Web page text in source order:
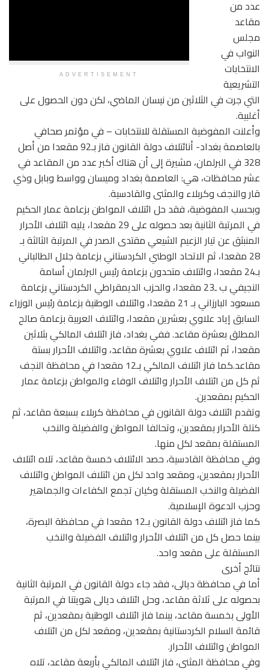
ADVERTISEMENT
عدد من
مقاعد
مجلس
النواب في
الانتخابات
التشريعية
التي جرت في الثلاثين من نيسان الماضي، لكن دون الحصول على
أغلبية.
وأعلنت المفوضية المستقلة للانتخابات – في مؤتمر صحافي
بالعاصمة بغداد- أنائتلاف دولة القانون فاز بـ92 مقعدا من أصل
328 في البرلمان، مشيرة إلى أن هناك أكبر عدد من المقاعد في
عشر محافظات، هي: العاصمة بغداد وميسان وواسط وبابل وذي
قار والنجف وكربلاء والمثنى والقادسية.
وبحسب المفوضية، فقد حل ائتلاف المواطن بزعامة عمار الحكيم
في المرتبة الثانية بعد حصوله على 29 مقعدا، يليه ائتلاف الأحرار
المنبثق عن تيار الزعيم الشيعي مقتدى الصدر في المرتبة الثالثة بـ
28 مقعدا، ثم الاتحاد الوطني الكردستاني بزعامة جلال الطالباني
بـ24 مقعدا، وائتلاف متحدون بزعامة رئيس البرلمان أسامة
النجيفي ب ـ23 مقعدا، والحزب الديمقراطي الكردستاني بزعامة
مسعود البارزاني بـ 21 مقعدا، وائتلاف الوطنية بزعامة رئيس الوزراء
السابق إياد علاوي بعشرين مقعدا، وائتلاف العربية بزعامة صالح
المطلق بعشرة مقاعد. ففي بغداد، فاز ائتلاف المالكي بثلاثين
مقعدا، ثم ائتلاف علاوي بعشرة مقاعد، وائتلاف الأحرار بستة
مقاعد.كما فاز ائتلاف المالكي بـ12 مقعدا في محافظة النجف
ثم كل من ائتلاف الأحرار وائتلاف الوفاء والمواطن بزعامة عمار
الحكيم بمقعدين.
وتقدم ائتلاف دولة القانون في محافظة كربلاء بسبعة مقاعد، ثم
كتلة الأحرار بمقعدين، وتحالفا المواطن والفضيلة والنخب
المستقلة بمقعد لكل منها.
وفي محافظة القادسية، حصد الائتلاف خمسة مقاعد، تلاه ائتلاف
الأحرار بمقعدين، ومقعد واحد لكل من ائتلاف المواطن وائتلاف
الفضيلة والنخب المستقلة وكيان تجمع الكفاءات والجماهير
وحزب الدعوة الإسلامية.
كما فاز ائتلاف دولة القانون بـ12 مقعدا في محافظة البصرة،
بينما حصل كل من ائتلاف الأحرار وائتلاف الفضيلة والنخب
المستقلة على مقعد واحد.
نتائج أخرى
أما في محافظة ديالى، فقد جاء دولة القانون في المرتبة الثانية
بحصوله على ثلاثة مقاعد، وحل ائتلاف ديالى هويتنا في المرتبة
الأولى بخمسة مقاعد، بينما فاز ائتلاف الوطنية بمقعدين، ثم
قائمة السلام الكردستانية بمقعدين، ومقعد لكل من ائتلاف
المواطن وائتلاف الأحرار.
وفي محافظة المثنى، فاز ائتلاف المالكي بأربعة مقاعد، تلاه